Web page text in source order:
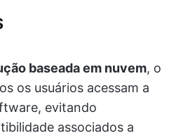
baseada em nuvem, o
os usuários acessam a
evitando
associados a